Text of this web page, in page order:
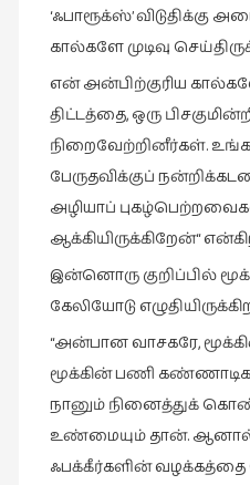
‘ஃபாரூக்ஸ்’
கால்களே முடிவு
என் அன்பிற்குரிய
திட்டத்தை, ஒரு
நிறைவேற்றினீர்கள்.
பேருதவிக்குப்
அழியாப்
ஆக்கியிருக்கிறேன்“
இன்னொரு குறிப்பில்
கேலியோடு
“அன்பான வாசகரே,
மூக்கின் பணி
நானும் நினைத்துக்
உண்மையும் தான்.
ஃபக்கீர்களின் வழக்கத்தை